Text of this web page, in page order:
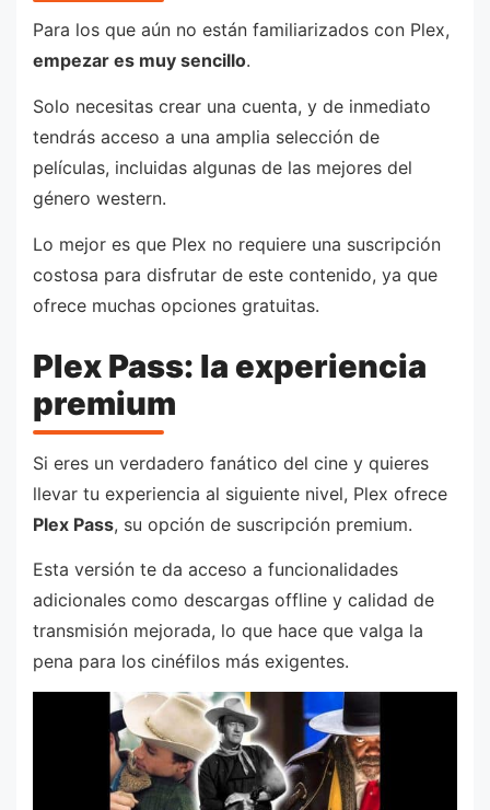
Para los que aún no están familiarizados con Plex,
empezar es muy sencillo.
Solo necesitas crear una cuenta, y de inmediato
tendrás acceso a una amplia selección de
películas, incluidas algunas de las mejores del
género western.
Lo mejor es que Plex no requiere una suscripción
costosa para disfrutar de este contenido, ya que
ofrece muchas opciones gratuitas.
Plex Pass: la experiencia
premium
Si eres un verdadero fanático del cine y quieres
llevar tu experiencia al siguiente nivel, Plex ofrece
Plex Pass, su opción de suscripción premium.
Esta versión te da acceso a funcionalidades
adicionales como descargas offline y calidad de
transmisión mejorada, lo que hace que valga la
pena para los cinéfilos más exigentes.